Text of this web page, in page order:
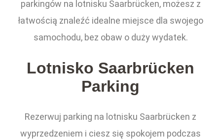
parkingów na lotnisku Saarbrücken, możesz z
łatwością znaleźć idealne miejsce dla swojego
samochodu, bez obaw o duży wydatek.
Lotnisko Saarbrücken
Parking
Rezerwuj parking na lotnisku Saarbrücken z
wyprzedzeniem i ciesz się spokojem podczas